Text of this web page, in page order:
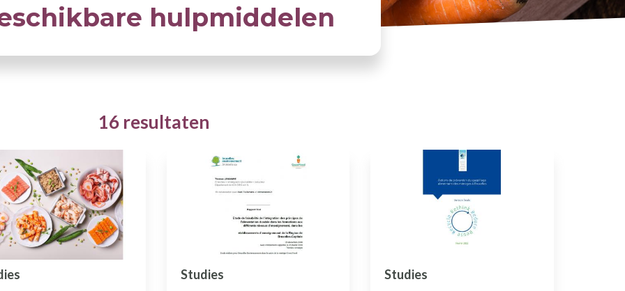
hulpmiddelen
16 resultaten
Studies Studies